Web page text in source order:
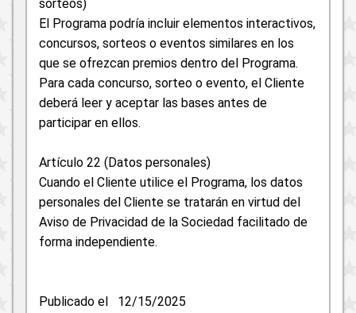
sorteos)
El Programa podría incluir elementos interactivos,
concursos, sorteos o eventos similares en los
que se ofrezcan premios dentro del Programa.
Para cada concurso, sorteo o evento, el Cliente
deberá leer y aceptar las bases antes de
participar en ellos.
Artículo 22 (Datos personales)
Cuando el Cliente utilice el Programa, los datos
personales del Cliente se tratarán en virtud del
Aviso de Privacidad de la Sociedad facilitado de
forma independiente.
Publicado el 12/15/2025